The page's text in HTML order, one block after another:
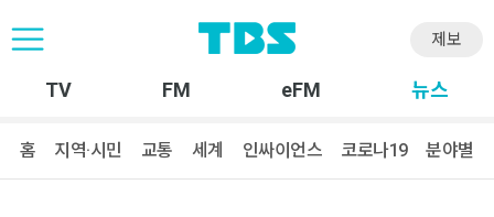
제보
TV FM eFM 뉴스
홈 지역·시민 교통 세계 인싸이언스 코로나19 분야별